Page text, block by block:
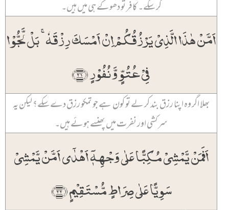
کر سکے۔ کافر تو دھوکے ہی میں ہیں۔
اَمَّنۡ ہٰذَا الَّذِیۡ یَرۡزُقُکُمۡ اِنۡ اَمۡسَکَ رِزۡقَہٗ ۚ بَلۡ لَّجُّوۡا
فِیۡ عُتُوٍّ وَّ نُفُوۡرٍ ﴿۲۱﴾
بھلا اگر وہ اپنا رزق بند کر لے تو کون ہے جو تمکو رزق دے سکے؟ لیکن یہ
سرکشی اور نفرت میں پھنسے ہوئے ہیں۔
اَفَمَنۡ یَّمۡشِیۡ مُکِبًّا عَلٰی وَجۡہِہٖۤ اَہۡدٰۤی اَمَّنۡ یَّمۡشِیۡ
سَوِیًّا عَلٰی صِرَاطٍ مُّسۡتَقِیۡمٍ ﴿۲۲﴾